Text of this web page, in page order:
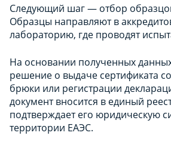
Следующий шаг — отбор
Образцы направляют в
лабораторию, где проводят
На основании полученных
решение о выдаче сертификата
брюки или регистрации
документ вносится в единый
подтверждает его юридическую
территории ЕАЭС.